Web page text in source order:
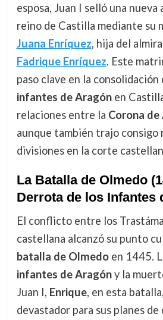
esposa, Juan I selló una nueva
reino de Castilla mediante su
Juana Enríquez, hija del
Fadrique Enríquez. Este
paso clave en la
infantes de Aragónen
relaciones entre la Corona
aunque también trajo consigo
divisiones en la corte
La Batalla de Olmedo
Derrota de los Infantes
El conflicto entre los
castellana alcanzó su punto
batalla de Olmedoen 1445.
infantes de Aragóny la
Juan I, Enrique, en esta
devastador para sus planes